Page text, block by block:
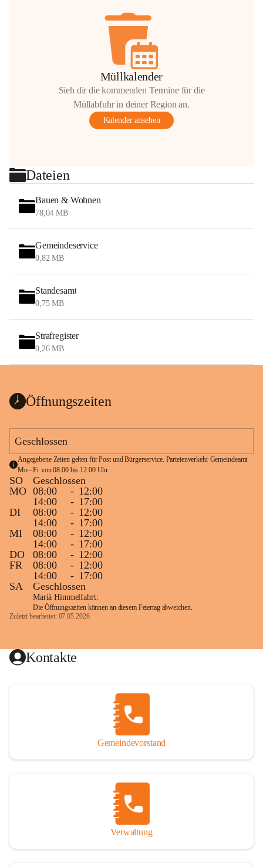
Müllkalender
Sieh dir die kommenden Termine für die
Müllabfuhr in deiner Region an.
Kalender ansehen
Dateien
Bauen & Wohnen
78,04 MB
Gemeindeservice
0,82 MB
Standesamt
0,75 MB
Strafregister
0,26 MB
Öffnungszeiten
Geschlossen
Angegebene Zeiten gelten für Post und Bürgerservice. Parteienverkehr Gemeindeamt
Mo - Fr von 08:00 bis 12:00 Uhr.
SO
Geschlossen
MO 08:00 - 12:00
14:00
- 17:00
DI
08:00 - 12:00
14:00
- 17:00
MI
08:00 - 12:00
14:00
- 17:00
DO
08:00 - 12:00
FR
08:00 - 12:00
14:00
- 17:00
SA
Geschlossen
Mariä Himmelfahrt:
Die Öffnungszeiten können an diesem Feiertag abweichen.
Zuletzt bearbeitet: 07.05.2026
Kontakte
Gemeindevorstand
Verwaltung